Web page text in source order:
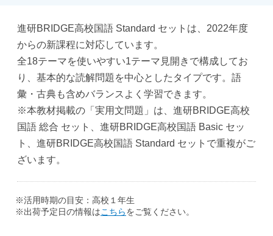
進研BRIDGE高校国語 Standard セットは、2022年度
からの新課程に対応しています。
全18テーマを使いやすい1テーマ見開きで構成してお
り、基本的な読解問題を中心としたタイプです。語
彙・古典も含めバランスよく学習できます。
※本教材掲載の「実用文問題」は、進研BRIDGE高校
国語 総合 セット、進研BRIDGE高校国語 Basic セッ
ト、進研BRIDGE高校国語 Standard セットで重複がご
ざいます。
※活用時期の目安：高校１年生
※出荷予定日の情報はこちらをご覧ください。